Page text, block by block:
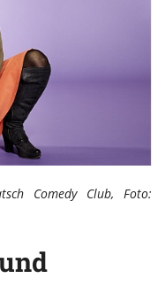
Comedy Club, Foto: